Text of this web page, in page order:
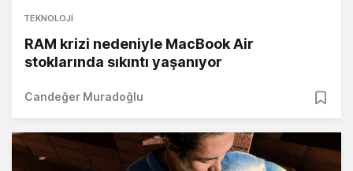
TEKNOLOJI
RAM krizi nedeniyle MacBook Air
stoklarında sıkıntı yaşanıyor
Candeğer Muradoğlu